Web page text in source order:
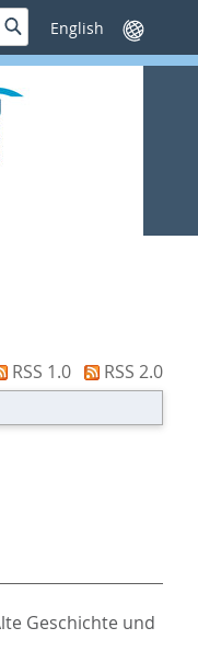
SucheSprache
wechseln
RSS 1.0
RSS 2.0
Geschichte und